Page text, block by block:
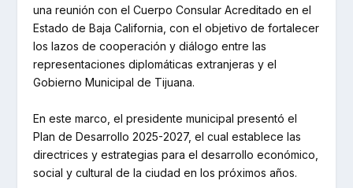
una reunión con el Cuerpo Consular Acreditado en el
Estado de Baja California, con el objetivo de fortalecer
los lazos de cooperación y diálogo entre las
representaciones diplomáticas extranjeras y el
Gobierno Municipal de Tijuana.
En este marco, el presidente municipal presentó el
Plan de Desarrollo 2025-2027, el cual establece las
directrices y estrategias para el desarrollo económico,
social y cultural de la ciudad en los próximos años.